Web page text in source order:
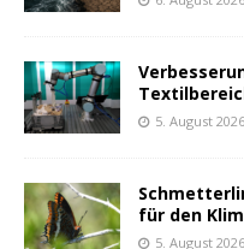
5. August 2026
für den
5. August 2026